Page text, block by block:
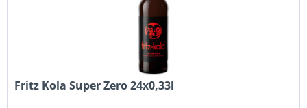
Fritz Kola Super Zero 24x0,33l